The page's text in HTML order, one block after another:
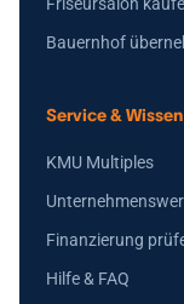
Bauernhof
Service & Wissen
KMU Multiples
Finanzierung
Hilfe & FAQ